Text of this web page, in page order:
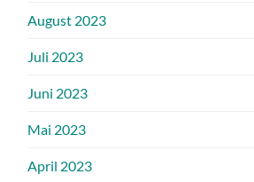
August 2023
Juli 2023
Juni 2023
Mai 2023
April 2023